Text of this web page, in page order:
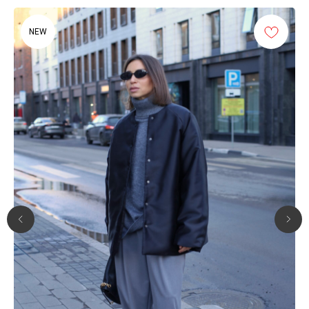
NEW
ПРИГЛАШАЕМ В НАШЕ
ПРОСТРАНСТВО
Почта: tiu.brand@gmail.com
Телефон: +7 (905) 196-55-56
Режим
работы:
Ежедневно с 11:00
до 21:00
Адрес: г. Нижний Новгород,
ул. Алексеевская, 8/15